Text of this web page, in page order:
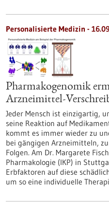
Personalisierte Medizin -
Pharmakogenomik
Arzneimittel-
Jeder Mensch ist einzigartig,
seine Reaktion auf
kommt es immer wieder zu
bei gängigen Arzneimitteln,
Folgen. Am Dr. Margarete
Pharmakologie (IKP) in
Erbfaktoren auf diese
um so eine individuelle